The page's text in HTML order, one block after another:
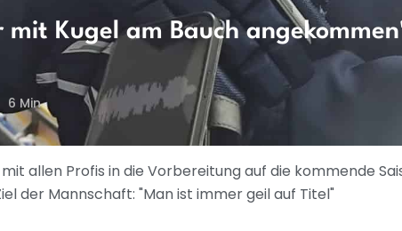
mit Kugel am Bauch
6 Min
allen Profis in die Vorbereitung auf die kommende
der Mannschaft: "Man ist immer geil auf Titel"